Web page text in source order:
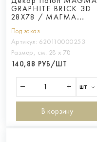
GRAPHITE BRICK 3D
28X78 / МАГМА
28X82
Под заказ
Артикул: 620110000253
Размер, см: 28 х 78
140,88 РУБ/ШТ
шт
В корзину